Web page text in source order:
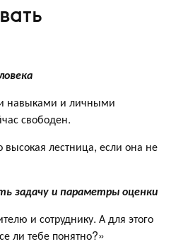
навыками и личными
свободен.
лестница, если она не
задачу и параметры оценки
и сотруднику. А для этого
ли тебе понятно?»